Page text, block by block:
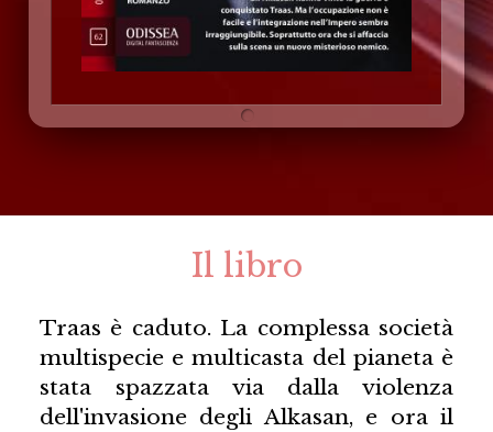
Il libro
Traas è caduto. La complessa società
multispecie e multicasta del pianeta è
stata spazzata via dalla violenza
dell'invasione degli Alkasan, e ora il